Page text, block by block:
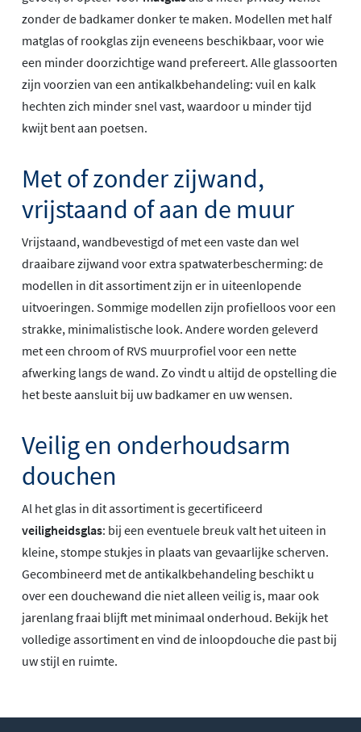
zonder de badkamer donker te maken. Modellen met half
matglas of rookglas zijn eveneens beschikbaar, voor wie
een minder doorzichtige wand prefereert. Alle glassoorten
zijn voorzien van een antikalkbehandeling: vuil en kalk
hechten zich minder snel vast, waardoor u minder tijd
kwijt bent aan poetsen.
Met of zonder zijwand,
vrijstaand of aan de muur
Vrijstaand, wandbevestigd of met een vaste dan wel
draaibare zijwand voor extra spatwaterbescherming: de
modellen in dit assortiment zijn er in uiteenlopende
uitvoeringen. Sommige modellen zijn profielloos voor een
strakke, minimalistische look. Andere worden geleverd
met een chroom of RVS muurprofiel voor een nette
afwerking langs de wand. Zo vindt u altijd de opstelling die
het beste aansluit bij uw badkamer en uw wensen.
Veilig en onderhoudsarm
douchen
Al het glas in dit assortiment is gecertificeerd
veiligheidsglas: bij een eventuele breuk valt het uiteen in
kleine, stompe stukjes in plaats van gevaarlijke scherven.
Gecombineerd met de antikalkbehandeling beschikt u
over een douchewand die niet alleen veilig is, maar ook
jarenlang fraai blijft met minimaal onderhoud. Bekijk het
volledige assortiment en vind de inloopdouche die past bij
uw stijl en ruimte.